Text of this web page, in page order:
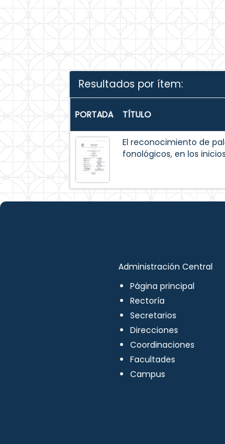
Resultados por ítem:
PORTADA TÍTULO
El reconocimiento de
fonológicos, en los
Administración Central
Página principal
Rectoría
Secretarios
Direcciones
Coordinaciones
Facultades
Campus